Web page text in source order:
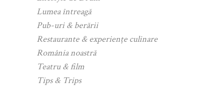
Lumea întreagă
Pub-uri & berării
Restaurante & experiențe culinare
România noastră
Teatru & film
Tips & Trips